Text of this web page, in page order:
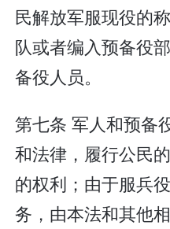
民解放军服现役的
队或者编入预备役
备役人员。
第七条 军人和预备
和法律，履行公民
的权利；由于服兵
务，由本法和其他